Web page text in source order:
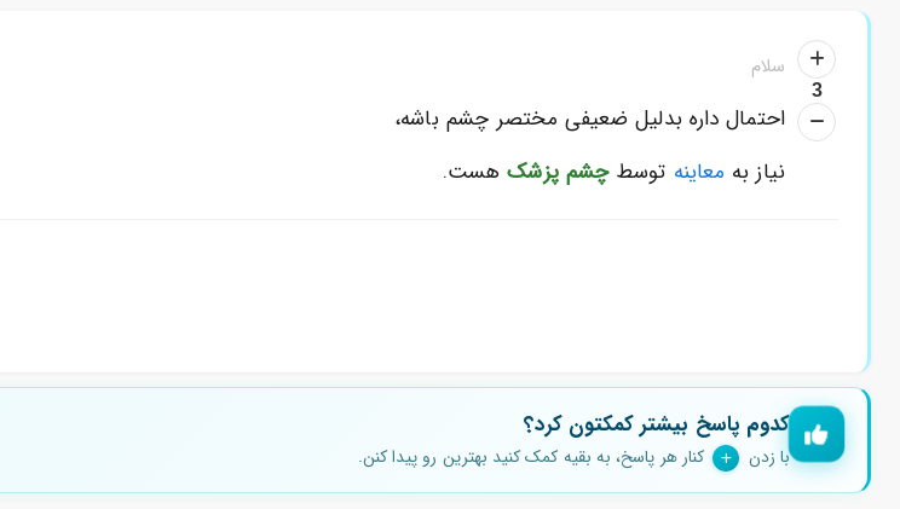
3
سلام
احتمال داره بدلیل ضعیفی مختصر چشم باشه،
نیاز به معاینه توسطچشم پزشکهست.
کدوم پاسخ بیشتر کمکتون کرد؟
با زدن کنار هر پاسخ، به بقیه کمک کنید بهترین رو پیدا کنن.